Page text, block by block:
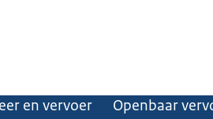
en vervoer Openbaar